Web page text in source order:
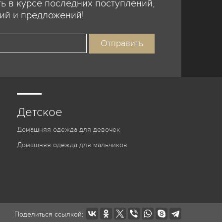
в курсе последних поступлений,
и предложений!
Детское
Домашняя одежда для девочек
Домашняя одежда для мальчиков
Поделиться ссылкой: